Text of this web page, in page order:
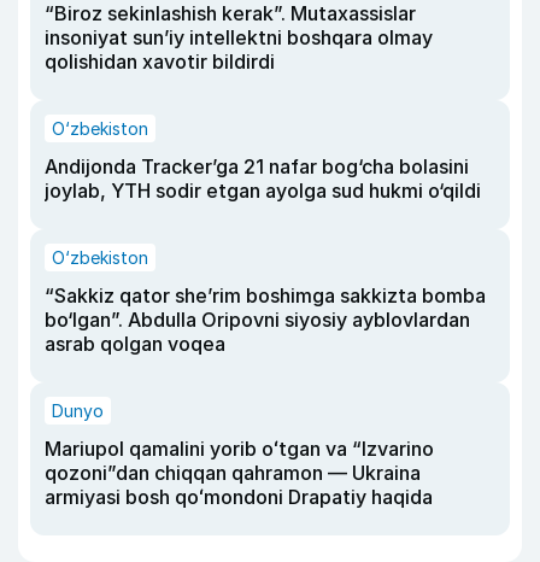
“Biroz sekinlashish kerak”. Mutaxassislar
insoniyat sun’iy intellektni boshqara olmay
qolishidan xavotir bildirdi
O‘zbekiston
Andijonda Tracker’ga 21 nafar bog‘cha bolasini
joylab, YTH sodir etgan ayolga sud hukmi o‘qildi
O‘zbekiston
“Sakkiz qator she’rim boshimga sakkizta bomba
bo‘lgan”. Abdulla Oripovni siyosiy ayblovlardan
asrab qolgan voqea
Dunyo
Mariupol qamalini yorib oʻtgan va “Izvarino
qozoni”dan chiqqan qahramon — Ukraina
armiyasi bosh qoʻmondoni Drapatiy haqida